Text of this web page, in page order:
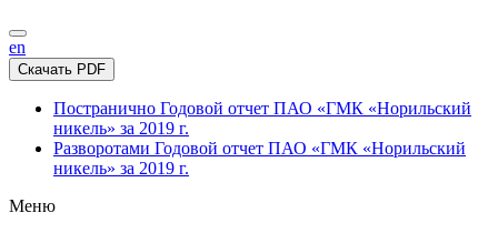
en
Скачать PDF
Постранично Годовой отчет ПАО «ГМК «Норильский
никель» за 2019 г.
Разворотами Годовой отчет ПАО «ГМК «Норильский
никель» за 2019 г.
Меню